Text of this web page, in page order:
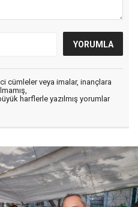
cümleler veya imalar, inançlara
harflerle yazılmış yorumlar